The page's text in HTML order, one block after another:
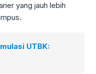
yang jauh lebih
UTBK: